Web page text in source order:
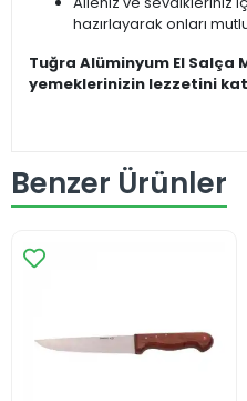
hazırlayarak onları
Tuğra Alüminyum El Salça
yemeklerinizin lezzetini
Benzer Ürünler